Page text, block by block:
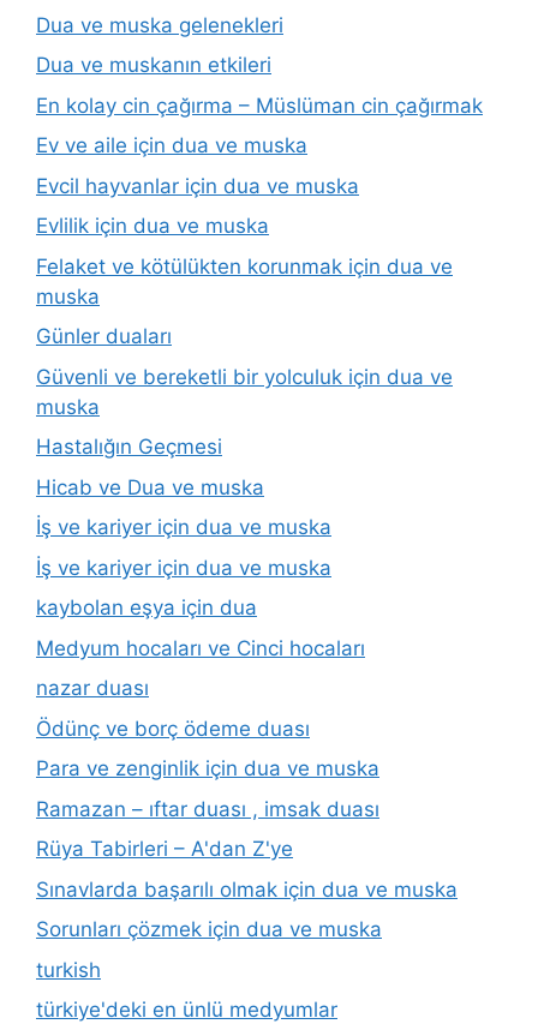
Dua ve muska gelenekleri
Dua ve muskanın etkileri
En kolay cin çağırma – Müslüman cin çağırmak
Ev ve aile için dua ve muska
Evcil hayvanlar için dua ve muska
Evlilik için dua ve muska
Felaket ve kötülükten korunmak için dua ve
muska
Günler duaları
Güvenli ve bereketli bir yolculuk için dua ve
muska
Hastalığın Geçmesi
Hicab ve Dua ve muska
İş ve kariyer için dua ve muska
İş ve kariyer için dua ve muska
kaybolan eşya için dua
Medyum hocaları ve Cinci hocaları
nazar duası
Ödünç ve borç ödeme duası
Para ve zenginlik için dua ve muska
Ramazan – ıftar duası , imsak duası
Rüya Tabirleri – A'dan Z'ye
Sınavlarda başarılı olmak için dua ve muska
Sorunları çözmek için dua ve muska
turkish
türkiye'deki en ünlü medyumlar